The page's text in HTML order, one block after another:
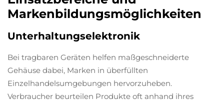
Markenbildungsmöglichkeiten
Unterhaltungselektronik
Bei tragbaren Geräten helfen maßgeschneiderte
Gehäuse dabei, Marken in überfüllten
Einzelhandelsumgebungen hervorzuheben.
Verbraucher beurteilen Produkte oft anhand ihres